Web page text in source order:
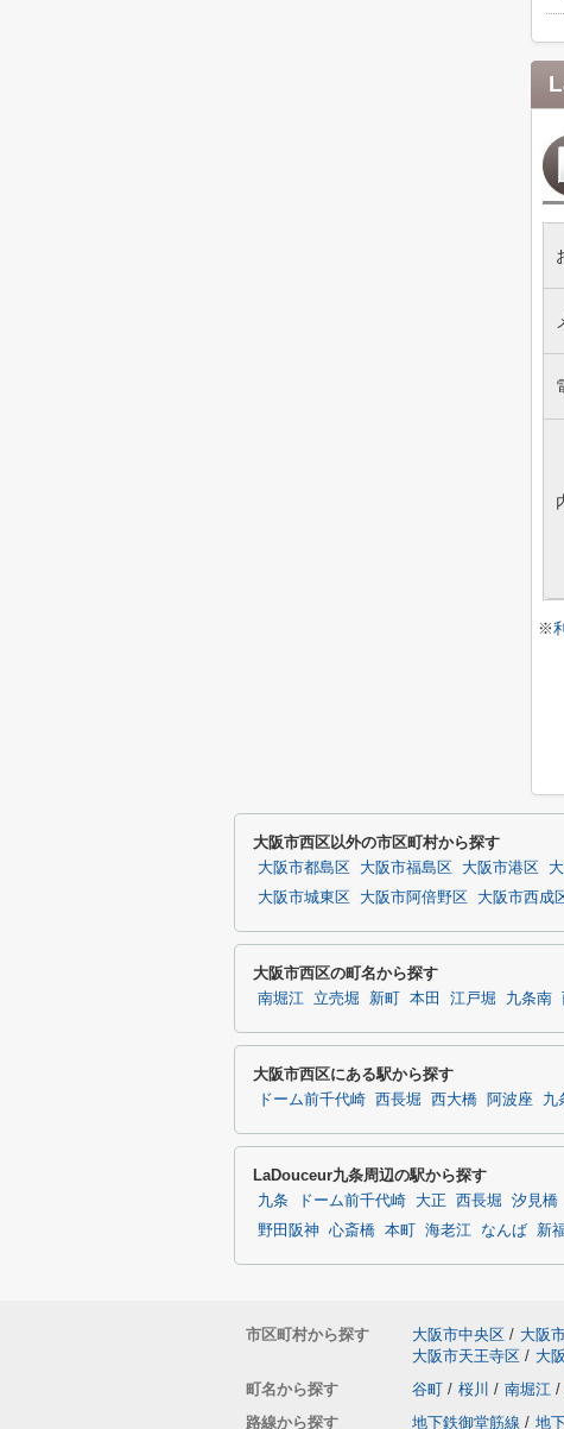
※
大阪市西区以外の市区町村から探す
大阪市都島区 大阪市福島区 大阪市港区
大阪市城東区
大阪市阿倍野区 大阪市西成
大阪市西区の町名から探す
南堀江 立売堀 新町 本田 江戸堀 九条南
大阪市西区にある駅から探す
ドーム前千代崎 西長堀 西大橋 阿波座 九
LaDouceur九条周辺の駅から探す
九条 ドーム前千代崎 大正 西長堀 汐見橋
野田阪神 心斎橋 本町 海老江 なんば 新
市区町村から探す 大阪市中央区 / 大阪
大阪市天王寺区 / 大
町名から探す
谷町 / 桜川 / 南堀江 /
路線から探す
地下鉄御堂筋線 / 地